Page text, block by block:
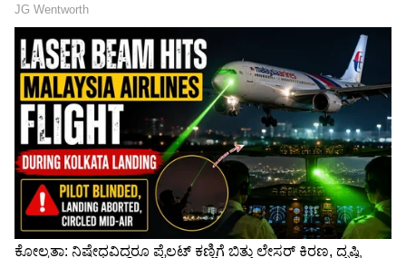
Related Articles
ಸೋತರೂ ಅಗ್ರಸ್ಥಾನಕ್ಕೇರಿದ ಆರ್‌ಸಿಬಿ: ಅಚ್ಚರಿಯ
ಪ್ಲೇಆಫ್ ಲೆಕ್ಕ!
ಈ ಸಲ IPL ಕಪ್ ಗೆಲ್ಲೋದು ಯಾರು? ಅಚ್ಚರಿ ಭವಿಷ್ಯ
ನುಡಿದ Google Gemini..! ಹೊಸ ಇತಿಹಾಸ
ನಿರ್ಮಾಣ?